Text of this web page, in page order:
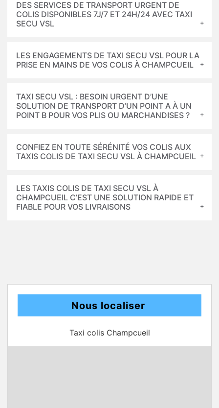
DES SERVICES DE TRANSPORT URGENT DE
COLIS DISPONIBLES 7J/7 ET 24H/24 AVEC TAXI
SECU VSL
LES ENGAGEMENTS DE TAXI SECU VSL POUR LA
PRISE EN MAINS DE VOS COLIS À CHAMPCUEIL
TAXI SECU VSL : BESOIN URGENT D’UNE
SOLUTION DE TRANSPORT D’UN POINT A À UN
POINT B POUR VOS PLIS OU MARCHANDISES ?
CONFIEZ EN TOUTE SÉRÉNITÉ VOS COLIS AUX
TAXIS COLIS DE TAXI SECU VSL À CHAMPCUEIL
LES TAXIS COLIS DE TAXI SECU VSL À
CHAMPCUEIL C’EST UNE SOLUTION RAPIDE ET
FIABLE POUR VOS LIVRAISONS
Nous localiser
Taxi colis Champcueil